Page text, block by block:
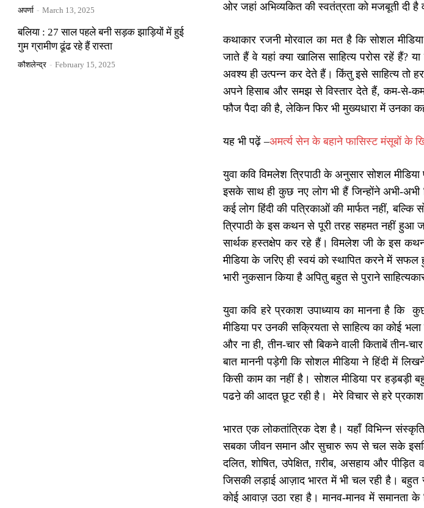
अपर्णा - March 13, 2025
बलिया : 27 साल पहले बनी सड़क झाड़ियों में हुई
गुम ग्रामीण ढूंढ रहे हैं रास्ता
कौशलेन्द्र - February 15, 2025
ओर जहां अभिव्यकित की स्वतंत्रता को मजबूती दी है
कथाकार रजनी मोरवाल का मत है कि सोशल
जाते हैं वे यहां क्या खालिस साहित्य परोस रहें हैं?
अवश्य ही उत्पन्न कर देते हैं। किंतु इसे साहित्य तो
अपने हिसाब और समझ से विस्तार देते हैं, कम-से-कम
फौज पैदा की है, लेकिन फिर भी मुख्यधारा में उनका
यह भी पढ़ें –अमर्त्य सेन के बहाने फासिस्ट मंसूबों के
युवा कवि विमलेश त्रिपाठी के अनुसार सोशल
इसके साथ ही कुछ नए लोग भी हैं जिन्होंने अभी-अभी
कई लोग हिंदी की पत्रिकाओं की मार्फत नहीं,
त्रिपाठी के इस कथन से पूरी तरह सहमत नहीं हुआ
सार्थक हस्तक्षेप कर रहे हैं। विमलेश जी के इस
मीडिया के जरिए ही स्वयं को स्थापित करने में सफल
भारी नुकसान किया है अपितु बहुत से पुराने
युवा कवि हरे प्रकाश उपाध्याय का मानना है कि
मीडिया पर उनकी सक्रियता से साहित्य का कोई
और ना ही, तीन-चार सौ बिकने वाली किताबें तीन-
बात माननी पड़ेगी कि सोशल मीडिया ने हिंदी में
किसी काम का नहीं है। सोशल मीडिया पर हड़बड़ी
पढऩे की आदत छूट रही है। मेरे विचार से हरे प्रकाश
भारत एक लोकतांत्रिक देश है। यहाँ विभिन्न
सबका जीवन समान और सुचारु रूप से चल सके इसलिये
दलित, शोषित, उपेक्षित, ग़रीब, असहाय और
जिसकी लड़ाई आज़ाद भारत में भी चल रही है।
कोई आवाज़ उठा रहा है। मानव-मानव में समानता